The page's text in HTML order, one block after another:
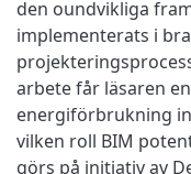
den oundvikliga
implementerats i
arbete får läsaren
energiförbrukning
vilken roll BIM
görs på initiativ av